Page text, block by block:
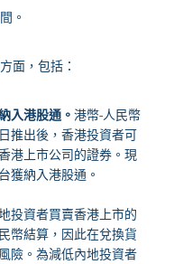
。
面，包括：
入港股通。 港幣-人民幣
推出後，香港投資者可
港上市公司的證券。現
獲納入港股通。
投資者買賣香港上市的
幣結算，因此在兌換貨
險。為減低內地投資者